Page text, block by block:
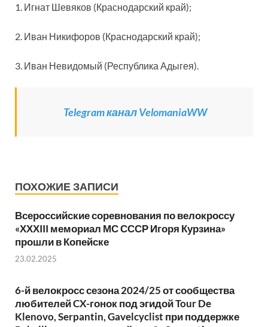
1. Игнат Шевяков (Краснодарский край);
2. Иван Никифоров (Краснодарский край);
3. Иван Невидомый (Республика Адыгея).
Telegram канал VelomaniaWW
ПОХОЖИЕ ЗАПИСИ
Всероссийские соревнования по велокроссу
«ХХХIII мемориал МС СССР Игоря Курзина»
прошли в Копейске
23.02.2025
6-й велокросс сезона 2024/25 от сообщества
любителей CX-гонок под эгидой Tour De
Klenovo, Serpantin, Gavelcyclist при поддержке